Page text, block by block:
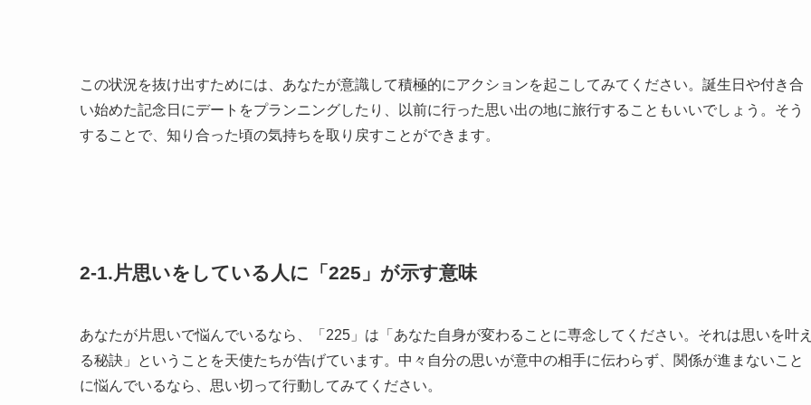
この状況を抜け出すためには、あなたが意識して積極的にアクションを起こしてみてください。誕生日や付き合
い始めた記念日にデートをプランニングしたり、以前に行った思い出の地に旅行することもいいでしょう。そう
することで、知り合った頃の気持ちを取り戻すことができます。
2-1.片思いをしている人に「225」が示す意味
あなたが片思いで悩んでいるなら、「225」は「あなた自身が変わることに専念してください。それは思いを叶
る秘訣」ということを天使たちが告げています。中々自分の思いが意中の相手に伝わらず、関係が進まないこと
に悩んでいるなら、思い切って行動してみてください。